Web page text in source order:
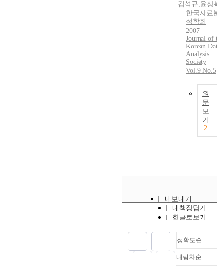
김석규,윤상
한국자료
석학회
2007
Journal of
Korean
Analysis
Society
Vol.9 No.5
원
문
보
기
2
내보내기
내책장담기
한글로보기
정확도순
정확
내림차순